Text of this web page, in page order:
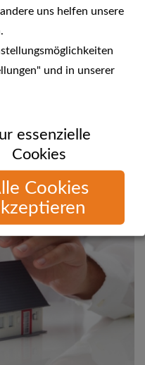
sind für Sie
24.04.2021
uns helfen unsere
und in unserer
essenzielle
Cookies
Cookies